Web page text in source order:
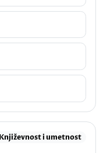
Književnost i umetnost